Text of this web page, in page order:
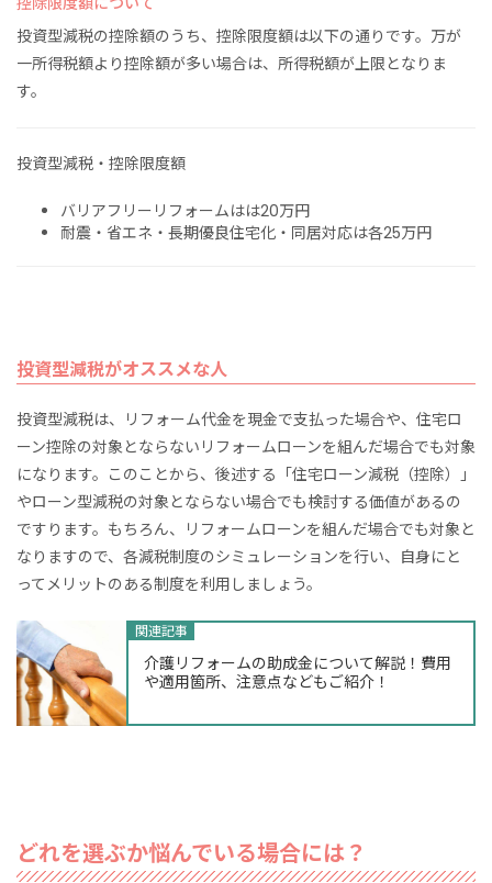
投資型減税の控除額のうち、控除限度額は以下の通りです。万が
一所得税額より控除額が多い場合は、所得税額が上限となりま
す。
投資型減税・控除限度額
バリアフリーリフォームはは20万円
耐震・省エネ・長期優良住宅化・同居対応は各25万円
投資型減税がオススメな人
投資型減税は、リフォーム代金を現金で支払った場合や、住宅ロ
ーン控除の対象とならないリフォームローンを組んだ場合でも対象
になります。このことから、後述する「住宅ローン減税（控除）」
やローン型減税の対象とならない場合でも検討する価値があるの
ですります。もちろん、リフォームローンを組んだ場合でも対象と
なりますので、各減税制度のシミュレーションを行い、自身にと
ってメリットのある制度を利用しましょう。
関連記事
介護リフォームの助成金について解説！費用
や適用箇所、注意点などもご紹介！
どれを選ぶか悩んでいる場合には？